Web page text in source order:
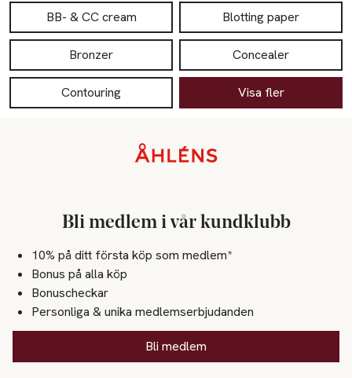
BB- & CC cream Blotting paper
Bronzer Concealer
Contouring Visa fler
Bli medlem i vår kundklubb
10% på ditt första köp som medlem*
Bonus på alla köp
Bonuscheckar
Personliga & unika medlemserbjudanden
Bli medlem